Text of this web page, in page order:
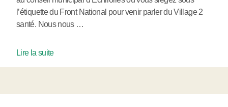
l’étiquette du Front National pour venir parler du Village 2
santé. Nous nous …
Lire la suite